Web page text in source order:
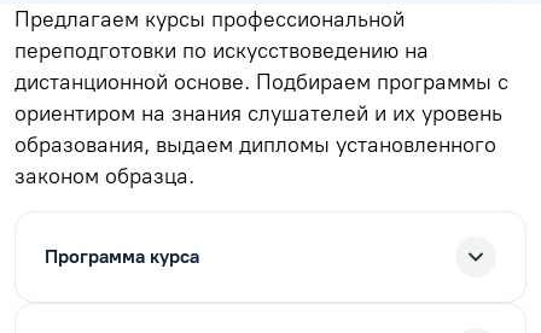
Предлагаем курсы профессиональной
переподготовки по искусствоведению на
дистанционной основе. Подбираем программы с
ориентиром на знания слушателей и их уровень
образования, выдаем дипломы установленного
законом образца.
Программа курса